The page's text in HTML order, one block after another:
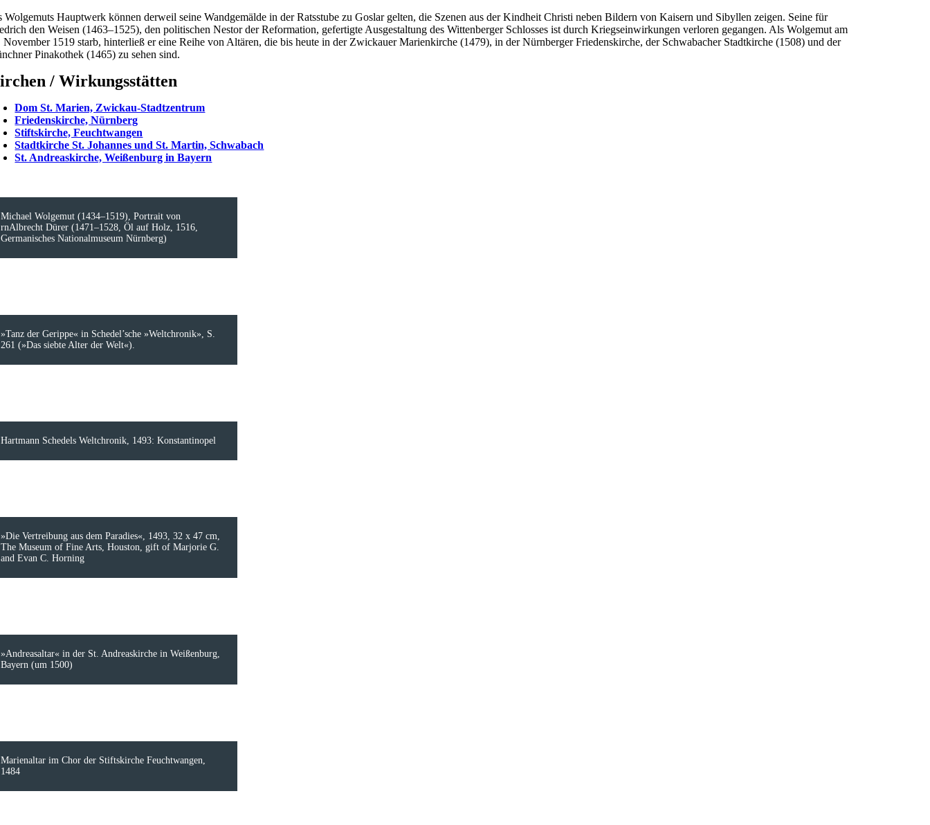
Wolgemuts Hauptwerk können derweil seine Wandgemälde in der Ratsstube zu Goslar gelten, die Szenen aus der Kindheit Christi neben Bildern von Kaisern und Sibyllen zeigen. Seine für
den Weisen (1463–1525), den politischen Nestor der Reformation, gefertigte Ausgestaltung des Wittenberger Schlosses ist durch Kriegseinwirkungen verloren gegangen. Als Wolgemut am
November 1519 starb, hinterließ er eine Reihe von Altären, die bis heute in der Zwickauer Marienkirche (1479), in der Nürnberger Friedenskirche, der Schwabacher Stadtkirche (1508) und der
Pinakothek (1465) zu sehen sind.
/ Wirkungsstätten
Dom St. Marien, Zwickau-Stadtzentrum
Friedenskirche, Nürnberg
Stiftskirche, Feuchtwangen
Stadtkirche St. Johannes und St. Martin, Schwabach
St. Andreaskirche, Weißenburg in Bayern
Michael Wolgemut (1434–1519), Portrait von
rnAlbrecht Dürer (1471–1528, Öl auf Holz, 1516,
Germanisches Nationalmuseum Nürnberg)
»Tanz der Gerippe« in Schedel’sche »Weltchronik», S.
261 (»Das siebte Alter der Welt«).
Hartmann Schedels Weltchronik, 1493: Konstantinopel
»Die Vertreibung aus dem Paradies«, 1493, 32 x 47 cm,
The Museum of Fine Arts, Houston, gift of Marjorie G.
and Evan C. Horning
»Andreasaltar« in der St. Andreaskirche in Weißenburg,
Bayern (um 1500)
Marienaltar im Chor der Stiftskirche Feuchtwangen,
1484